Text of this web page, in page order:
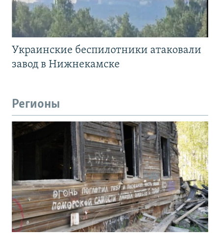
Украинские беспилотники атаковали
завод в Нижнекамске
Регионы